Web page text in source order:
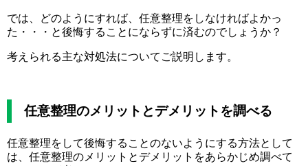
では、どのようにすれば、任意整理をしなければよかっ
た・・・と後悔することにならずに済むのでしょうか？
考えられる主な対処法についてご説明します。
任意整理のメリットとデメリットを調べる
任意整理をして後悔することのないようにする方法として
は、任意整理のメリットとデメリットをあらかじめ調べて